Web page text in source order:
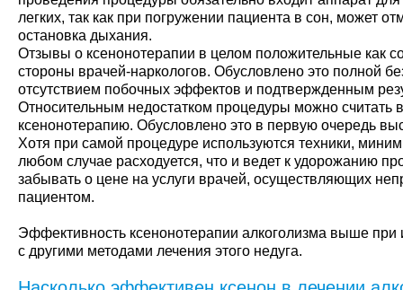
легких, так как при погружении пациента в сон, может
остановка дыхания.
Отзывы о ксенонотерапии в целом положительные как
стороны врачей-наркологов. Обусловлено это полной
отсутствием побочных эффектов и подтвержденным
Относительным недостатком процедуры можно считать
ксенонотерапию. Обусловлено это в первую очередь
Хотя при самой процедуре используются техники,
любом случае расходуется, что и ведет к удорожанию
забывать о цене на услуги врачей, осуществляющих
пациентом.
Эффективность ксенонотерапии алкоголизма выше при
с другими методами лечения этого недуга.